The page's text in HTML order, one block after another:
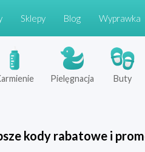
Sklepy Blog Wyprawka
Pielęgnacja Buty
kody rabatowe i